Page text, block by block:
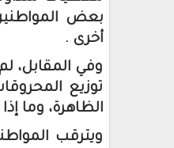
بعض
أخرى .
وفي المقابل،
توزيع
الظاهرة، وما
ويترقب